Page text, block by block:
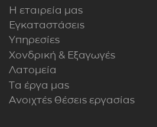
Η εταιρεία μας
Εγκαταστάσεις
Υπηρεσίες
Χονδρική & Εξαγωγές
Λατομεία
Τα έργα μας
Ανοιχτές θέσεις εργασίας